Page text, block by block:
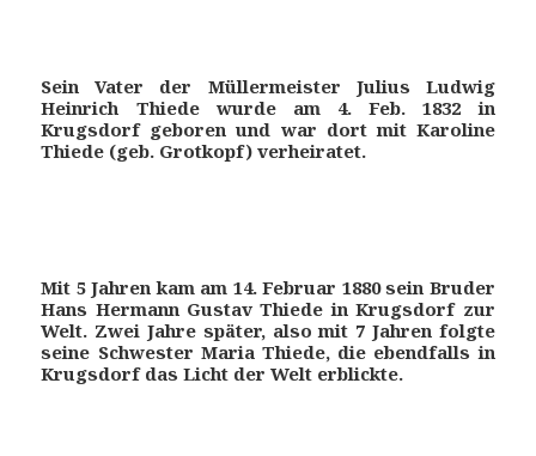
Sein Vater der Müllermeister Julius Ludwig
Heinrich Thiede wurde am 4. Feb. 1832 in
Krugsdorf geboren und war dort mit Karoline
Thiede (geb. Grotkopf) verheiratet.
Mit 5 Jahren kam am 14. Februar 1880 sein Bruder
Hans Hermann Gustav Thiede in Krugsdorf zur
Welt. Zwei Jahre später, also mit 7 Jahren folgte
seine Schwester Maria Thiede, die ebendfalls in
Krugsdorf das Licht der Welt erblickte.